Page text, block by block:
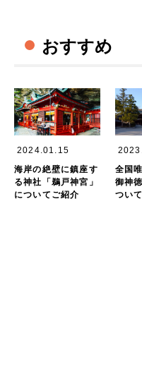
おすすめ
海岸の絶壁に鎮座す
る神社「鵜戸神宮」
についてご紹介
2024.01.15
全国
御神
つい